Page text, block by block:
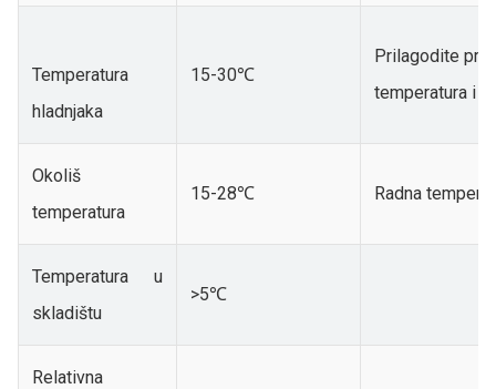
Temperatura
hladnjaka
15-30℃
Prilagodite
temperatura i
Okoliš
temperatura
15-28℃ Radna
Temperatura u
skladištu
>5℃
Relativna